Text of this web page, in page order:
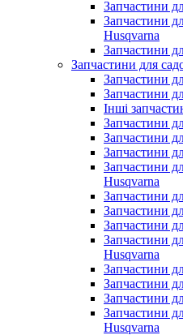
Запчастини
Запчастини
Husqvarna
Запчастини
Запчастини для
Запчастини
Запчастини
Інші
Запчастини
Запчастини
Запчастини
Запчастини
Husqvarna
Запчастини
Запчастини
Запчастини
Запчастини
Husqvarna
Запчастини
Запчастини
Запчастини
Запчастини
Husqvarna